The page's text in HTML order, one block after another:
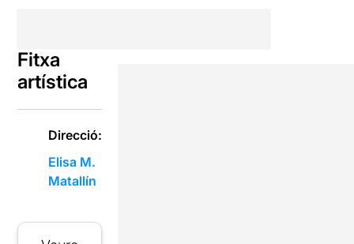
Fitxa
artística
Direcció:
Elisa M.
Matallín